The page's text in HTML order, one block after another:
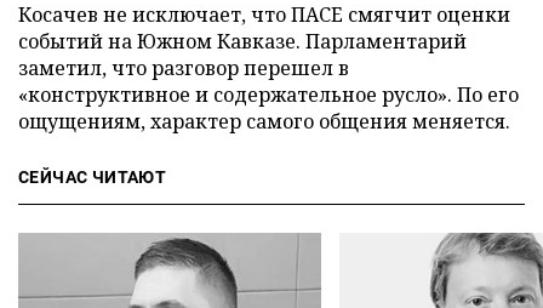
Косачев не исключает, что ПАСЕ смягчит оценки
событий на Южном Кавказе. Парламентарий
заметил, что разговор перешел в
«конструктивное и содержательное русло». По его
ощущениям, характер самого общения меняется.
СЕЙЧАС ЧИТАЮТ